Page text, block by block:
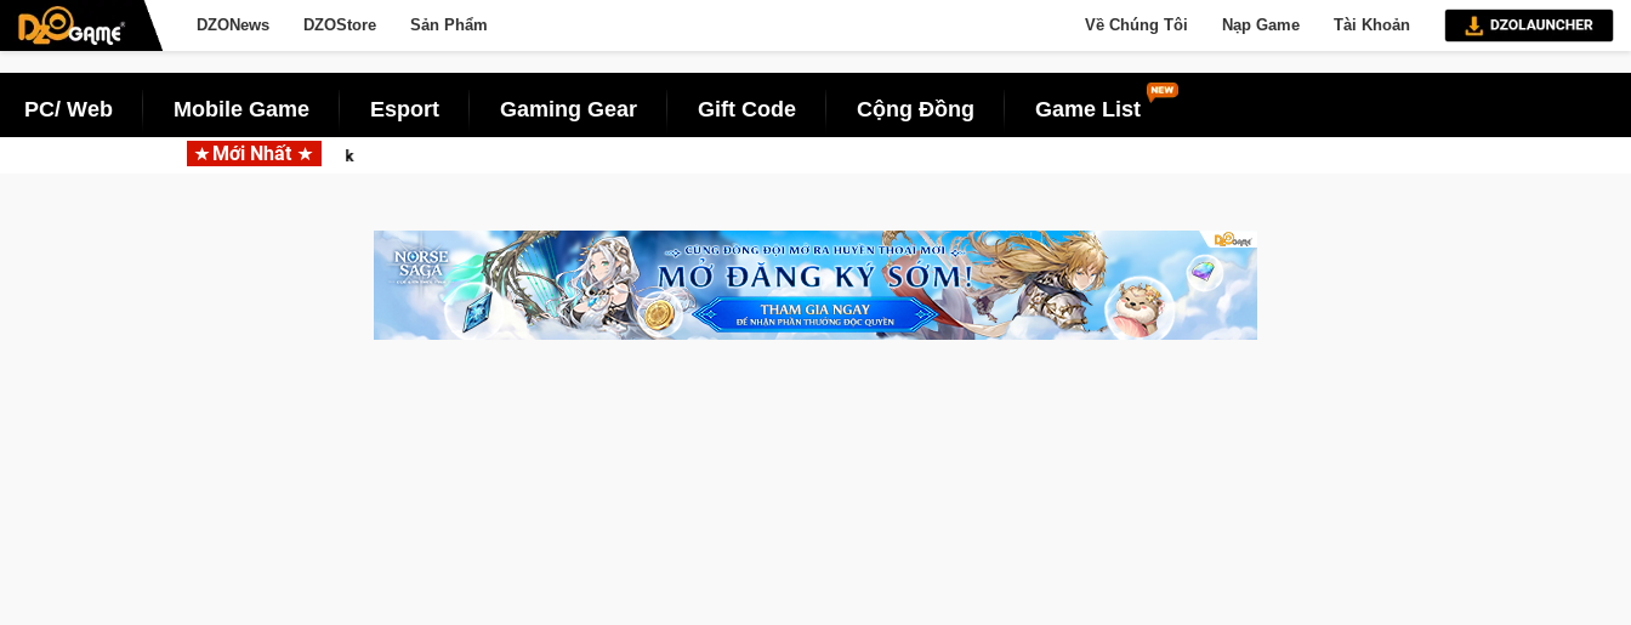
DZONews DZOStore Sản Phẩm Về Chúng Tôi Nạp Game Tài Khoản
PC/ Web Mobile Game Esport Gaming Gear Gift Code Cộng Đồng Game List
Mới Nhất
Garena hợp tác cùng Pocketpair đưa bom tấn săn thú sinh tồn lên di động với tên gọi Palworld Online